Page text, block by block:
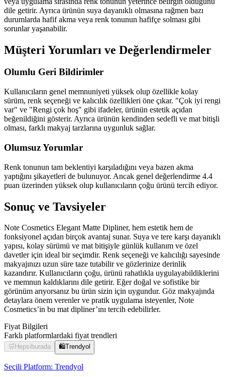
dile getirir. Ayrıca ürünün suya dayanıklı olmasına rağmen bazı
durumlarda hafif akma veya renk tonunun hafifçe solması gibi
sorunlar yaşanabilir.
Müşteri Yorumları ve Değerlendirmeler
Olumlu Geri Bildirimler
Kullanıcıların genel memnuniyeti yüksek olup özellikle kolay
sürüm, renk seçeneği ve kalıcılık özellikleri öne çıkar. "Çok iyi rengi
var" ve "Rengi çok hoş" gibi ifadeler, ürünün estetik açıdan
beğenildiğini gösterir. Ayrıca ürünün kendinden sedefli ve mat bitişli
olması, farklı makyaj tarzlarına uygunluk sağlar.
Olumsuz Yorumlar
Renk tonunun tam beklentiyi karşıladığını veya bazen akma
yaptığını şikayetleri de bulunuyor. Ancak genel değerlendirme 4.4
puan üzerinden yüksek olup kullanıcıların çoğu ürünü tercih ediyor.
Sonuç ve Tavsiyeler
Note Cosmetics Elegant Matte Dipliner, hem estetik hem de
fonksiyonel açıdan birçok avantaj sunar. Suya ve tere karşı dayanıklı
yapısı, kolay sürümü ve mat bitişiyle günlük kullanım ve özel
davetler için ideal bir seçimdir. Renk seçeneği ve kalıcılığı sayesinde
makyajınızı uzun süre taze tutabilir ve gözlerinize derinlik
kazandırır. Kullanıcıların çoğu, ürünü rahatlıkla uygulayabildiklerini
ve memnun kaldıklarını dile getirir. Eğer doğal ve sofistike bir
görünüm arıyorsanız bu ürün sizin için uygundur. Göz makyajında
detaylara önem verenler ve pratik uygulama isteyenler, Note
Cosmetics’in bu mat dipliner’ını tercih edebilirler.
Fiyat Bilgileri
Farklı platformlardaki fiyat trendleri
🛒 Hepsiburada 🛍️Trendyol
Seçili Platform: Trendyol